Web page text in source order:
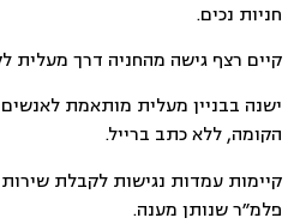
חניות נכים.
קיים רצף גישה מהחניה דרך מעלית
ישנה בבניין מעלית מותאמת
הקומה, ללא כתב ברייל.
קיימות עמדות נגישות לקבלת
פלמ״ר שנותן מענה.